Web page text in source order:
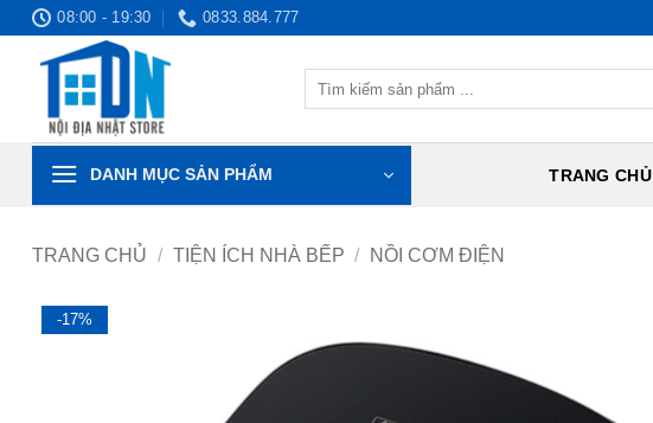
08:00 - 19:30 0833.884.777
DANH MỤC SẢN PHẨM TRANG CHỦ
TRANG CHỦ / TIỆN ÍCH NHÀ BẾP / NỒI CƠM ĐIỆN
-17%